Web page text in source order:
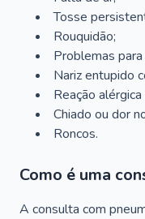
Tosse
Rouquidão;
Problemas
Nariz entupido
Reação alérgica
Chiado ou dor
Roncos.
Como é uma
A consulta com